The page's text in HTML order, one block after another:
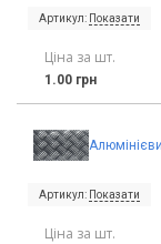
Артикул: Показати
Ціна за шт.
1.00 грн
Артикул: Показати
Ціна за шт.